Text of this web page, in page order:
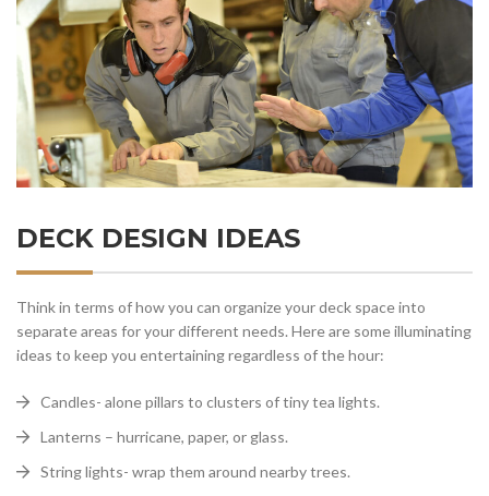
DECK DESIGN IDEAS
Think in terms of how you can organize your deck space into
separate areas for your different needs. Here are some illuminating
ideas to keep you entertaining regardless of the hour:
Candles- alone pillars to clusters of tiny tea lights.
Lanterns – hurricane, paper, or glass.
String lights- wrap them around nearby trees.